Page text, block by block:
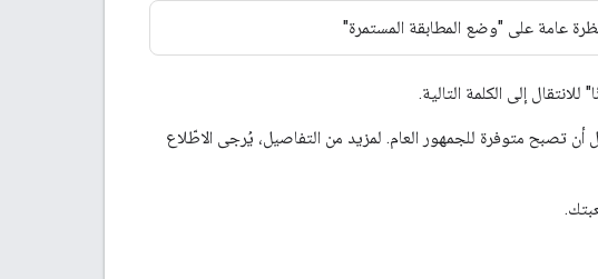
عامة على "وضع المطابقة المستمرة"
إلى الكلمة التالية.
أن تصبح متوفرة للجمهور العام. لمزيد من التفاصيل، يُرجى الاطّلاع